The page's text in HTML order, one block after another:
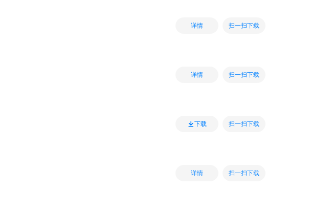
详情 扫一扫下载
详情 扫一扫下载
下载 扫一扫下载
详情 扫一扫下载